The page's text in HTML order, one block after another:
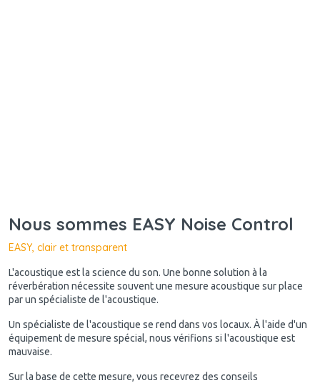
Nous sommes EASY Noise Control
EASY, clair et transparent
L'acoustique est la science du son. Une bonne solution à la
réverbération nécessite souvent une mesure acoustique sur place
par un spécialiste de l'acoustique.
Un spécialiste de l'acoustique se rend dans vos locaux. À l'aide d'un
équipement de mesure spécial, nous vérifions si l'acoustique est
mauvaise.
Sur la base de cette mesure, vous recevrez des conseils